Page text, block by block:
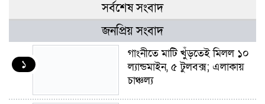
সর্বশেষ সংবাদ
জনপ্রিয় সংবাদ
১
গাংনীতে মাটি খুঁড়তেই মিলল ১০
ল্যান্ডমাইন, ৫ টুলবক্স; এলাকায়
চাঞ্চল্য